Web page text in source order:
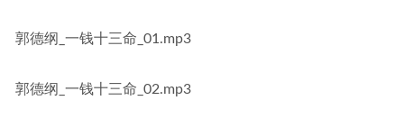
郭德纲_一钱十三命_01.mp3
郭德纲_一钱十三命_02.mp3